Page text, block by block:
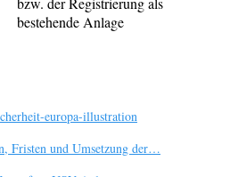
bestehende Anlage
Fristen und Umsetzung der…